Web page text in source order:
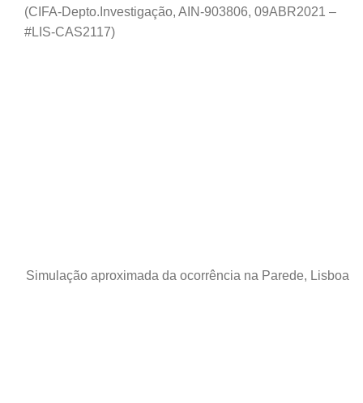
(CIFA-Depto.Investigação, AIN-903806, 09ABR2021 –
#LIS-CAS2117)
Simulação aproximada da ocorrência na Parede, Lisboa